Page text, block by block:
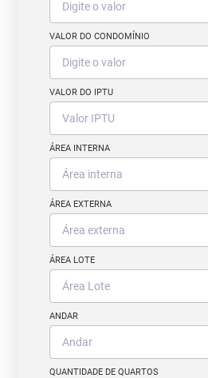
VALOR DO CONDOMÍNIO
VALOR DO IPTU
ÁREA INTERNA
ÁREA EXTERNA
ÁREA LOTE
ANDAR
QUANTIDADE DE QUARTOS